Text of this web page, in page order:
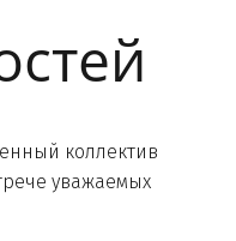
коллектив
уважаемых